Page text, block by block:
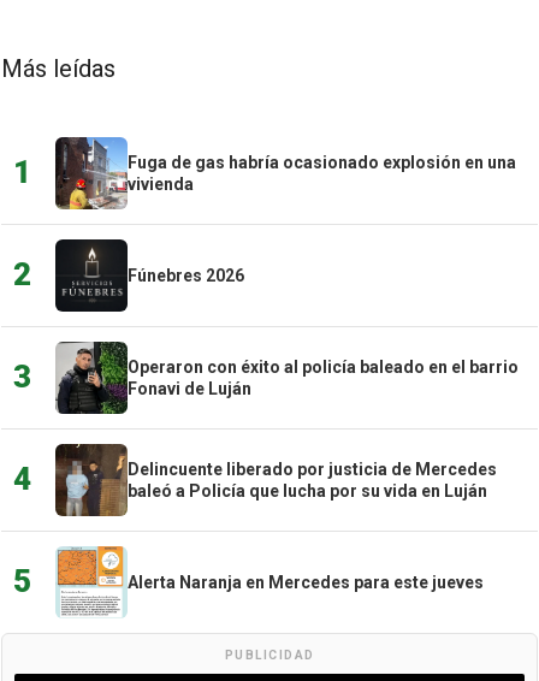
Más leídas
1
Fuga de gas habría ocasionado explosión en una
vivienda
2 Fúnebres 2026
3
Operaron con éxito al policía baleado en el barrio
Fonavi de Luján
4
Delincuente liberado por justicia de Mercedes
baleó a Policía que lucha por su vida en Luján
5 Alerta Naranja en Mercedes para este jueves
PUBLICIDAD